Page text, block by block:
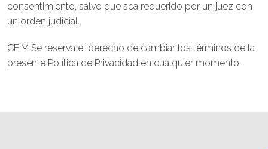
consentimiento, salvo que sea requerido por un juez con
un orden judicial.
CEIM Se reserva el derecho de cambiar los términos de la
presente Política de Privacidad en cualquier momento.